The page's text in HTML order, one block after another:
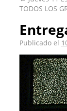
TODOS LOS
Publicado el